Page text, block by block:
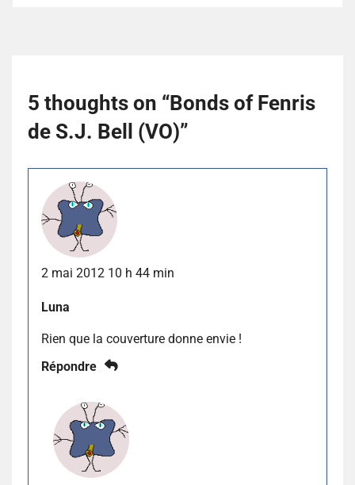
5 thoughts on “Bonds of Fenris
de S.J. Bell (VO)”
2 mai 2012 10 h 44 min
Luna
Rien que la couverture donne envie !
Répondre